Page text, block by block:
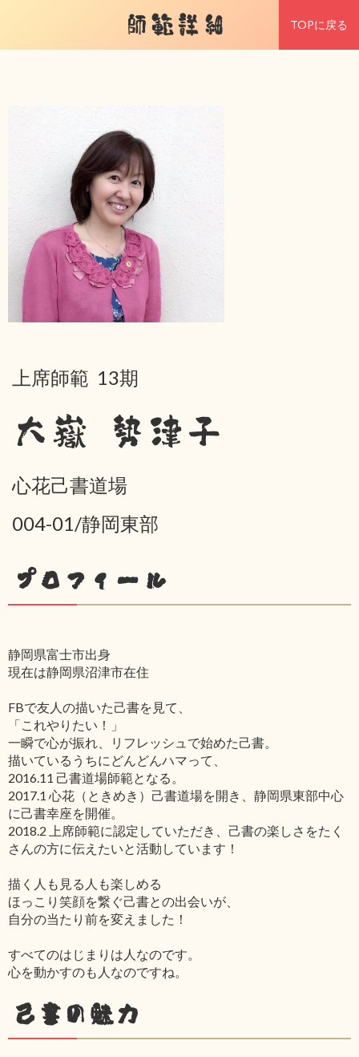
師範詳細 TOPに戻る
上席師範 13期
大嶽 勢津子
心花己書道場
004-01/静岡東部
プロフィール
静岡県富士市出身
現在は静岡県沼津市在住
FBで友人の描いた己書を見て、
「これやりたい！」
一瞬で心が振れ、リフレッシュで始めた己書。
描いているうちにどんどんハマって、
2016.11 己書道場師範となる。
2017.1 心花（ときめき）己書道場を開き、静岡県東部中心
に己書幸座を開催。
2018.2 上席師範に認定していただき、己書の楽しさをたく
さんの方に伝えたいと活動しています！
描く人も見る人も楽しめる
ほっこり笑顔を繋ぐ己書との出会いが、
自分の当たり前を変えました！
すべてのはじまりは人なのです。
心を動かすのも人なのですね。
己書の魅力